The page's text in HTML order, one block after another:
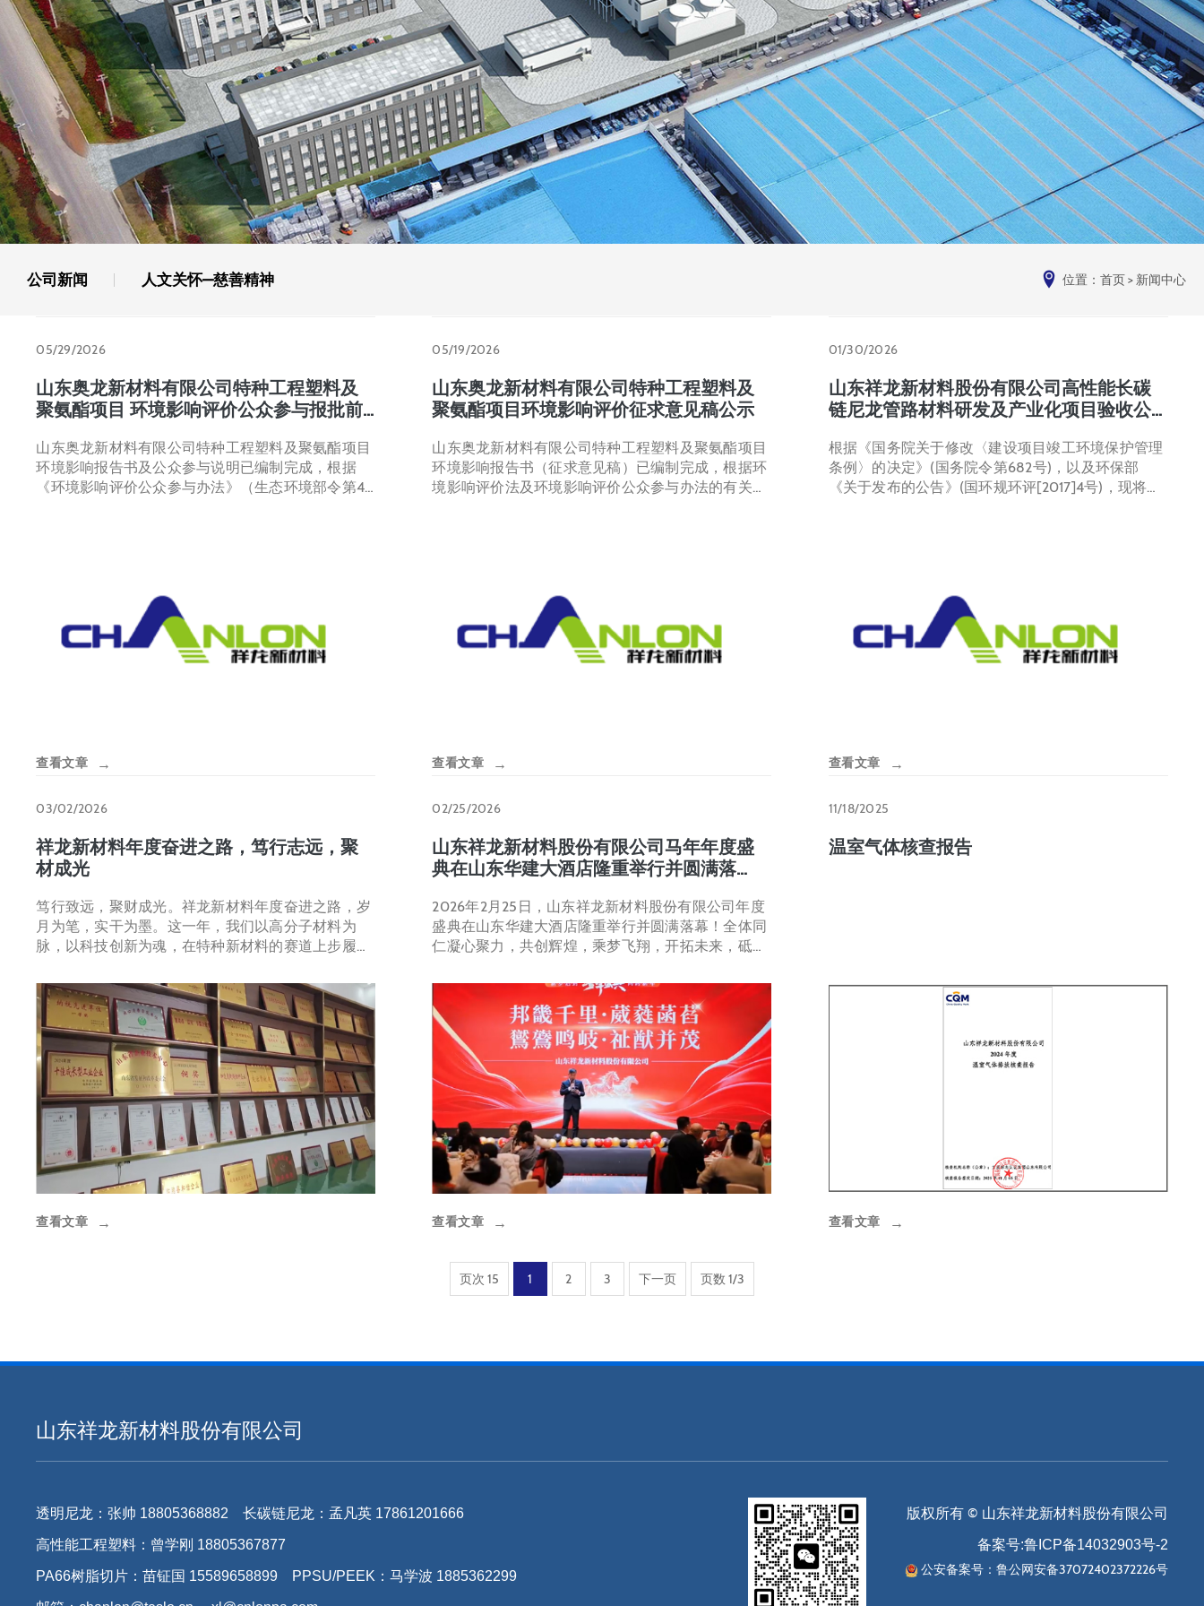
公司新闻 人文关怀—慈善精神 位置： 首页> 新闻中心
05/29/2026
山东奥龙新材料有限公司特种工程塑料及
聚氨酯项目 环境影响评价公众参与报批前
山东奥龙新材料有限公司特种工程塑料及聚氨酯项目
环境影响报告书及公众参与说明已编制完成，根据
《环境影响评价公众参与办法》（生态环境部令第4
查看文章 →
05/19/2026
山东奥龙新材料有限公司特种工程塑料及
聚氨酯项目环境影响评价征求意见稿公示
山东奥龙新材料有限公司特种工程塑料及聚氨酯项目
环境影响报告书（征求意见稿）已编制完成，根据环
境影响评价法及环境影响评价公众参与办法的有关要
查看文章 →
01/30/2026
山东祥龙新材料股份有限公司高性能长碳
链尼龙管路材料研发及产业化项目验收公
根据《国务院关于修改〈建设项目竣工环境保护管理
条例〉的决定》(国务院令第682号)，以及环保部
《关于发布的公告》(国环规环评[2017]4号)，现将
查看文章 →
03/02/2026
祥龙新材料年度奋进之路，笃行志远，聚
材成光
笃行致远，聚财成光。祥龙新材料年度奋进之路，岁
月为笔，实干为墨。这一年，我们以高分子材料为
脉，以科技创新为魂，在特种新材料的赛道上步履不
质荣誉再攀新高，产能…
查看文章 →
02/25/2026
山东祥龙新材料股份有限公司马年年度盛
典在山东华建大酒店隆重举行并圆满落
2026年2月25日，山东祥龙新材料股份有限公司年度
盛典在山东华建大酒店隆重举行并圆满落幕！全体同
仁凝心聚力，共创辉煌，乘梦飞翔，开拓未来，砥砺
查看文章 →
11/18/2025
温室气体核查报告
查看文章 →
页次 15 1 2 3 下一页 页数 1/3
山东祥龙新材料股份有限公司
透明尼龙：张帅 18805368882 长碳链尼龙：孟凡英 17861201666
高性能工程塑料：曾学刚 18805367877
PA66树脂切片：苗钲国 15589658899 PPSU/PEEK：马学波 1885362299
版权所有 © 山东祥龙新材料股份有限公司
备案号:鲁ICP备14032903号-2
公安备案号： 鲁公网安备37072402372226号